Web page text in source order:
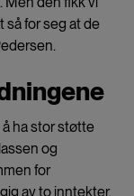
så for seg at de
ha stor støtte
og
for
av to inntekter.